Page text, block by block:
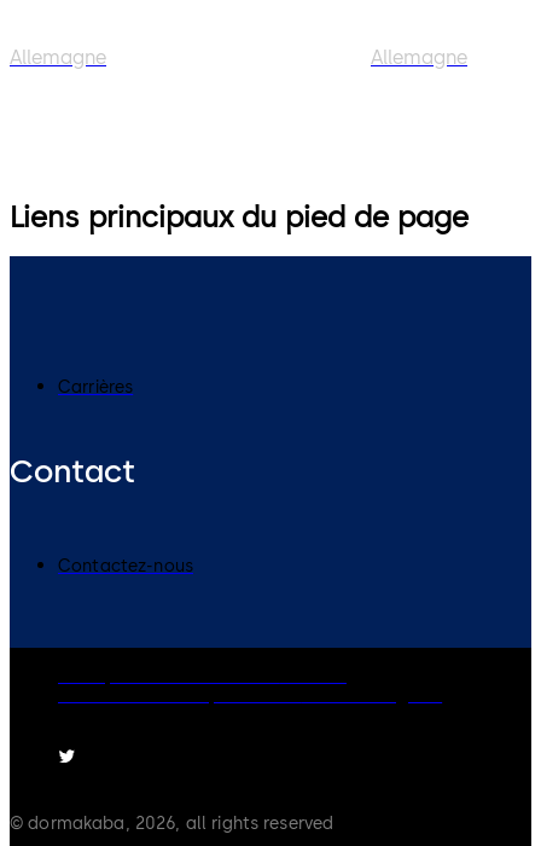
Allemagne Allemagne
Liens principaux du pied de page
Carrières
Contact
Contactez-nous
© dormakaba, 2026, all rights reserved